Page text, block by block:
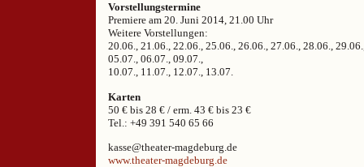
Vorstellungstermine
Premiere am 20. Juni 2014, 21.00 Uhr
Weitere Vorstellungen:
20.06., 21.06., 22.06., 25.06., 26.06., 27.06., 28.06.,
05.07., 06.07., 09.07.,
10.07., 11.07., 12.07., 13.07.
Karten
50 € bis 28 € / erm. 43 € bis 23 €
Tel.: +49 391 540 65 66
kasse@theater-magdeburg.de
www.theater-magdeburg.de